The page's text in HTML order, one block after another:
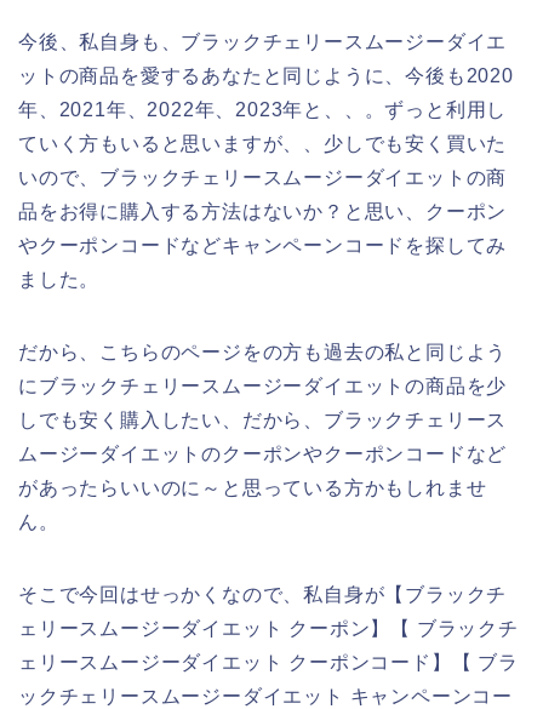
今後、私自身も、ブラックチェリースムージーダイエ
ットの商品を愛するあなたと同じように、今後も2020
年、2021年、2022年、2023年と、、。ずっと利用し
ていく方もいると思いますが、、少しでも安く買いた
いので、ブラックチェリースムージーダイエットの商
品をお得に購入する方法はないか？と思い、クーポン
やクーポンコードなどキャンペーンコードを探してみ
ました。
だから、こちらのページをの方も過去の私と同じよう
にブラックチェリースムージーダイエットの商品を少
しでも安く購入したい、だから、ブラックチェリース
ムージーダイエットのクーポンやクーポンコードなど
があったらいいのに～と思っている方かもしれませ
ん。
そこで今回はせっかくなので、私自身が【ブラックチ
ェリースムージーダイエット クーポン】【 ブラックチ
ェリースムージーダイエット クーポンコード】【 ブラ
ックチェリースムージーダイエット キャンペーンコー